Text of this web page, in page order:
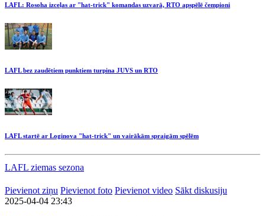
LAFL: Rosoha izceļas ar "hat-trick" komandas uzvarā, RTO apspēlē čempioni
LAFL bez zaudētiem punktiem turpina JUVS un RTO
LAFL startē ar Loginova "hat-trick" un vairākām spraigām spēlēm
LAFL ziemas sezona
Pievienot ziņu Pievienot foto Pievienot video Sākt diskusiju
2025-04-04 23:43